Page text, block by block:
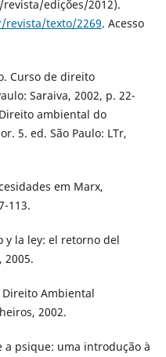
edições/2012).
texto/2269. Acesso
Curso de direito
Saraiva, 2002, p. 22-
ambiental do
5. ed. São Paulo: LTr,
em Marx,
113.
y la ley: el retorno del
2005.
Direito Ambiental
2002.
a psique: uma introdução à